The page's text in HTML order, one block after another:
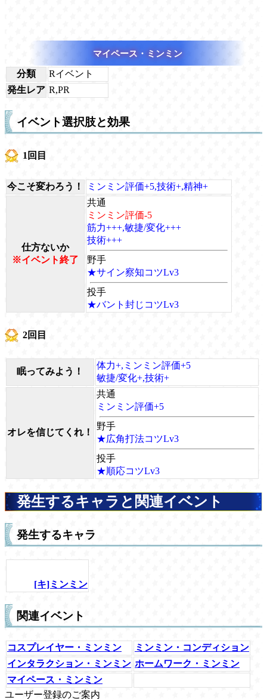
マイペース・ミンミン
分類
Rイベント
発生レア R,PR
イベント選択肢と効果
1回目
今こそ変わろう！ ミンミン評価+5,技術+,精神+
仕方ないか
※イベント終了
共通
ミンミン評価-5
筋力+++,敏捷/変化+++
技術+++
野手
★サイン察知コツLv3
投手
★バント封じコツLv3
2回目
眠ってみよう！
体力+,ミンミン評価+5
敏捷/変化+,技術+
オレを信じてくれ！
共通
ミンミン評価+5
野手
★広角打法コツLv3
投手
★順応コツLv3
発生するキャラと関連イベント
発生するキャラ
[キ]ミンミン
関連イベント
コスプレイヤー・ミンミン
ミンミン・コンディション
インタラクション・ミンミン ホームワーク・ミンミン
マイペース・ミンミン
ユーザー登録のご案内